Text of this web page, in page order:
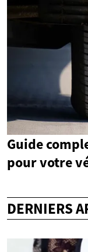
Guide
pour votre
DERNIERS